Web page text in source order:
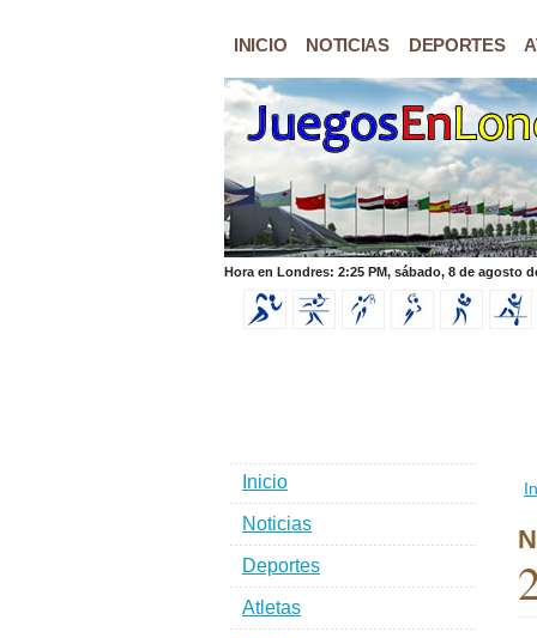
INICIO NOTICIAS DEPORTES
Hora en Londres: 2:25 PM, sábado, 8 de agosto
Inicio
Noticias
Deportes
Atletas